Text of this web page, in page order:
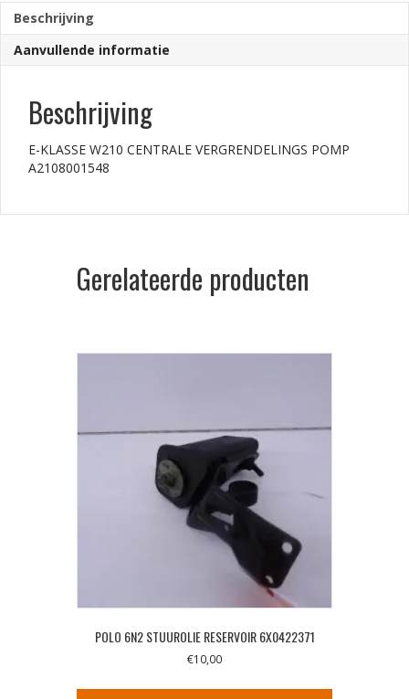
aantal
Beschrijving
Aanvullende informatie
Beschrijving
E-KLASSE W210 CENTRALE VERGRENDELINGS POMP
A2108001548
Gerelateerde producten
POLO 6N2 STUUROLIE RESERVOIR 6X0422371
€10,00